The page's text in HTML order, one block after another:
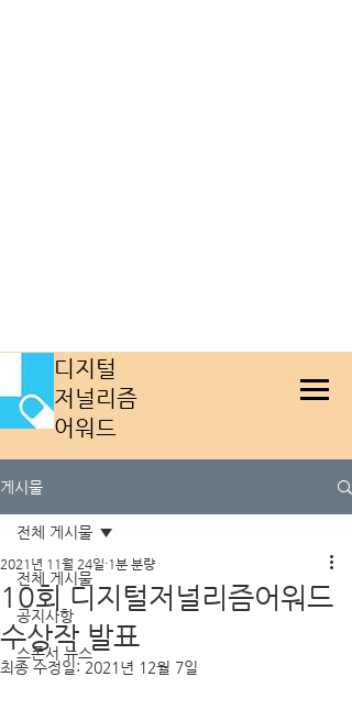
​디지털
저널리즘
어워드
게시물
전체 게시물
공지사항
스폰서 뉴스
전체 게시물
10회 디지털저널리즘어워드
수상작 발표
2021년 11월 24일 1분 분량
최종 수정일: 2021년 12월 7일